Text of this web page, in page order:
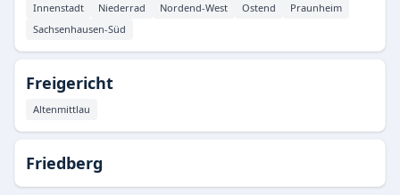
Innenstadt
Niederrad Nordend-West Ostend
Praunheim
Sachsenhausen-Süd
Freigericht
Altenmittlau
Friedberg